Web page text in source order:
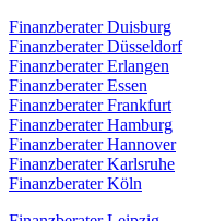
Finanzberater Duisburg
Finanzberater Düsseldorf
Finanzberater Erlangen
Finanzberater Essen
Finanzberater Frankfurt
Finanzberater Hamburg
Finanzberater Hannover
Finanzberater Karlsruhe
Finanzberater Köln